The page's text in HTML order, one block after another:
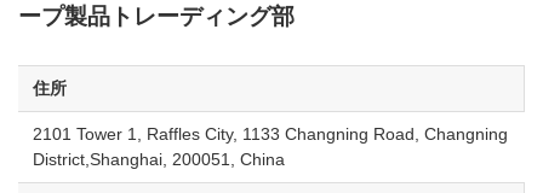
ープ製品トレーディング部
住所
2101 Tower 1, Raffles City, 1133 Changning Road, Changning
District,Shanghai, 200051, China